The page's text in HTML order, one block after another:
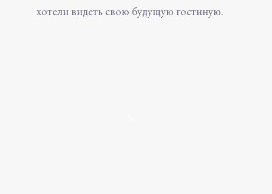
хотели видеть свою будущую гостиную.